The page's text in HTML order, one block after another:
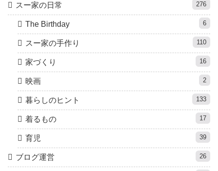
スー家の日常 276
The Birthday 6
スー家の手作り 110
家づくり 16
映画 2
暮らしのヒント 133
着るもの 17
育児 39
ブログ運営 26